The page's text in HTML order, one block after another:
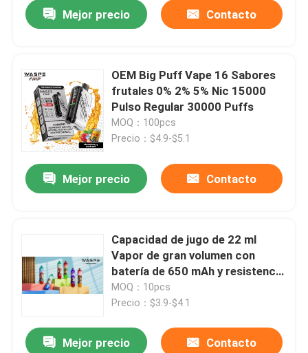
Mejor precio Contacto
OEM Big Puff Vape 16 Sabores
frutales 0% 2% 5% Nic 15000
Pulso Regular 30000 Puffs
MOQ：100pcs
Precio：$4.9-$5.1
Mejor precio Contacto
Capacidad de jugo de 22 ml
Vapor de gran volumen con
batería de 650 mAh y resistencia
de 0,8 ohm 15000 puffs
MOQ：10pcs
Precio：$3.9-$4.1
Mejor precio Contacto